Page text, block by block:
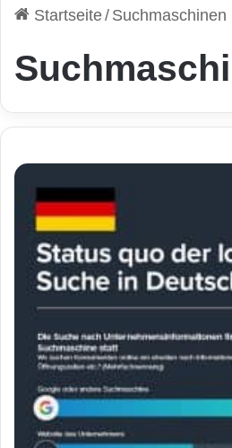
Startseite/ Suchmaschinen